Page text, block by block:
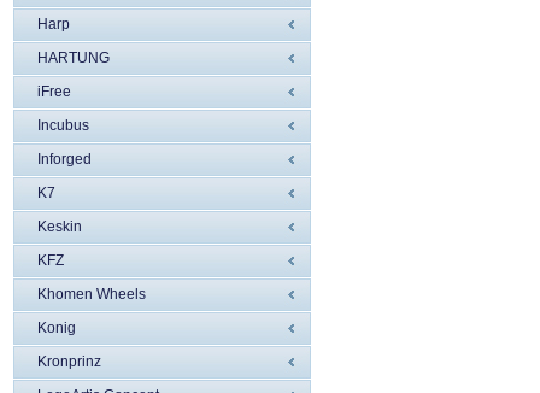
Harp
HARTUNG
iFree
Incubus
Inforged
K7
Keskin
KFZ
Khomen Wheels
Konig
Kronprinz